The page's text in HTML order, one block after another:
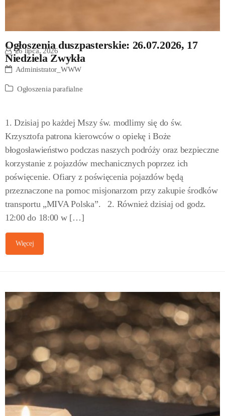
Ogłoszenia duszpasterskie: 26.07.2026, 17
Niedziela Zwykła
26 lipca, 2026
Administrator_WWW
Ogłoszenia parafialne
1. Dzisiaj po każdej Mszy św. modlimy się do św.
Krzysztofa patrona kierowców o opiekę i Boże
błogosławieństwo podczas naszych podróży oraz bezpieczne
korzystanie z pojazdów mechanicznych poprzez ich
poświęcenie. Ofiary z poświęcenia pojazdów będą
przeznaczone na pomoc misjonarzom przy zakupie środków
transportu „MIVA Polska”. 2. Również dzisiaj od godz.
12:00 do 18:00 w […]
Więcej